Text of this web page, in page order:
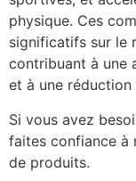
physique. Ces
significatifs sur le
contribuant à une
et à une
Si vous avez
faites confiance à
de produits.